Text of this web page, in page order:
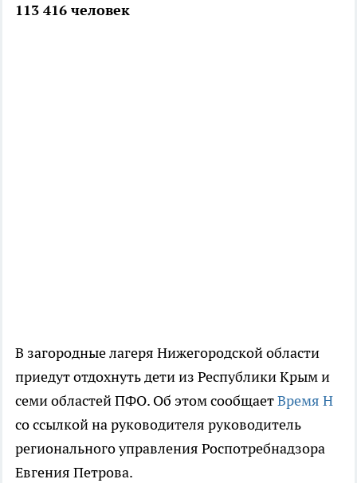
113 416 человек
В загородные лагеря Нижегородской области
приедут отдохнуть дети из Республики Крым и
семи областей ПФО. Об этом сообщаетВремя Н
со ссылкой на руководителя руководитель
регионального управления Роспотребнадзора
Евгения Петрова.